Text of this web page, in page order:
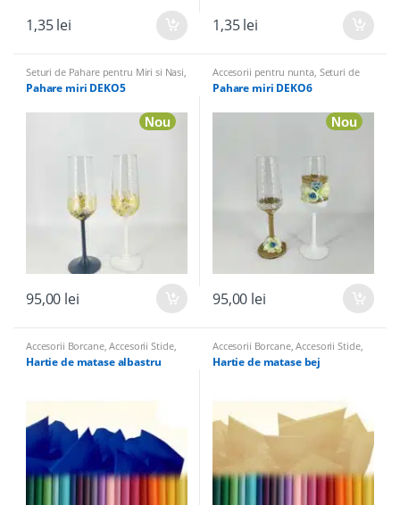
1,35lei 1,35lei
Seturi de Pahare pentru Miri si Nasi,
Accesorii pentru nunta
Pahare miri DEKO5
Nou
95,00 lei
Accesorii pentru nunta, Seturi de
Pahare pentru Miri si Nasi
Pahare miri DEKO6
Nou
95,00 lei
Accesorii Borcane,Accesorii Sticle
Panglici, Hartie de Matase, Panza de
Iuta pentru nunta
Hartie de matase albastru
Accesorii Borcane,Accesorii Sticle
Panglici, Hartie de Matase, Panza de
Iuta pentru nunta
Hartie de matase bej